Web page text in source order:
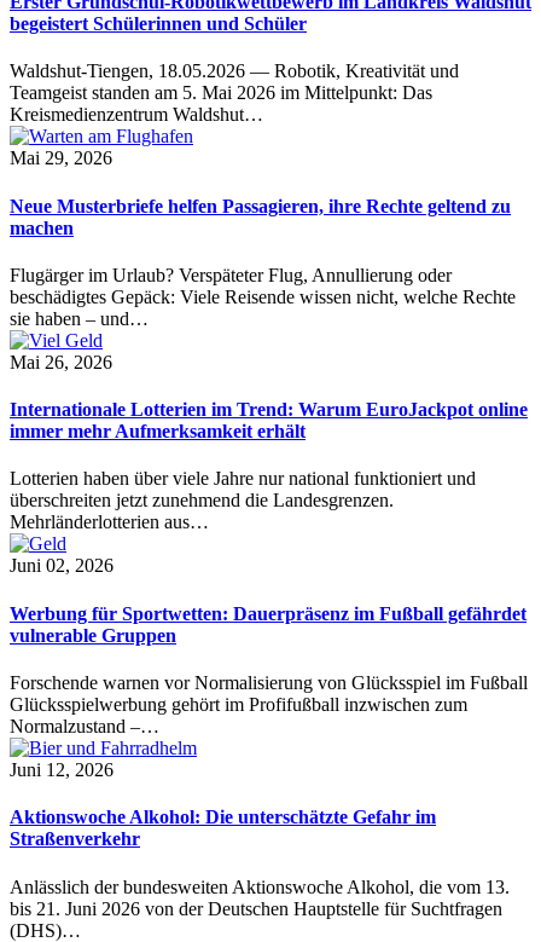
begeistert Schülerinnen und Schüler
Waldshut-Tiengen, 18.05.2026 — Robotik, Kreativität und
Teamgeist standen am 5. Mai 2026 im Mittelpunkt: Das
Kreismedienzentrum Waldshut…
Mai 29, 2026
Neue Musterbriefe helfen Passagieren, ihre Rechte geltend zu
machen
Flugärger im Urlaub? Verspäteter Flug, Annullierung oder
beschädigtes Gepäck: Viele Reisende wissen nicht, welche Rechte
sie haben – und…
Mai 26, 2026
Internationale Lotterien im Trend: Warum EuroJackpot online
immer mehr Aufmerksamkeit erhält
Lotterien haben über viele Jahre nur national funktioniert und
überschreiten jetzt zunehmend die Landesgrenzen.
Mehrländerlotterien aus…
Juni 02, 2026
Werbung für Sportwetten: Dauerpräsenz im Fußball gefährdet
vulnerable Gruppen
Forschende warnen vor Normalisierung von Glücksspiel im Fußball
Glücksspielwerbung gehört im Profifußball inzwischen zum
Normalzustand –…
Juni 12, 2026
Aktionswoche Alkohol: Die unterschätzte Gefahr im
Straßenverkehr
Anlässlich der bundesweiten Aktionswoche Alkohol, die vom 13.
bis 21. Juni 2026 von der Deutschen Hauptstelle für Suchtfragen
(DHS)…